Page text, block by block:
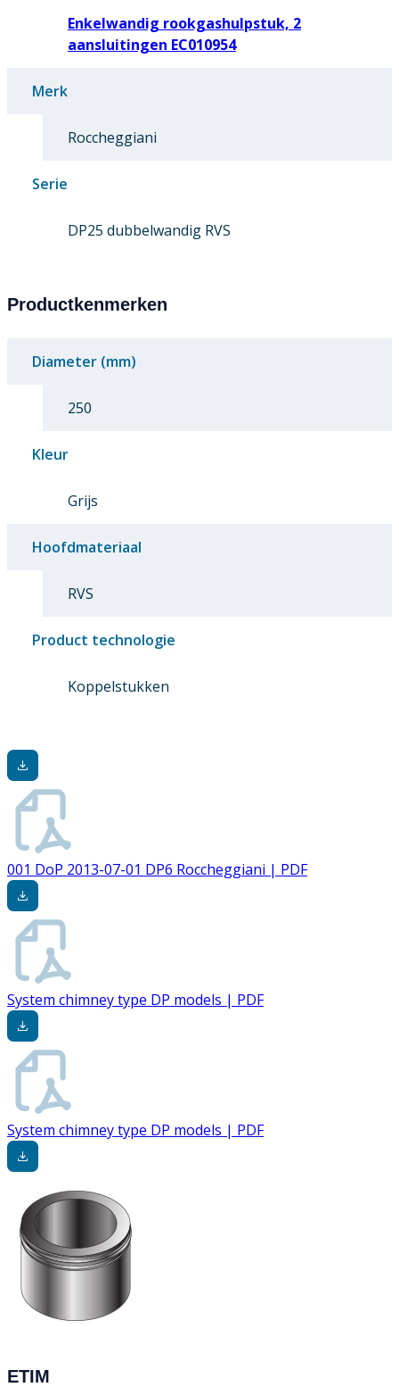
Enkelwandig rookgashulpstuk, 2
aansluitingen EC010954
Merk
Roccheggiani
Serie
DP25 dubbelwandig RVS
Productkenmerken
Diameter (mm)
250
Kleur
Grijs
Hoofdmateriaal
RVS
Product technologie
Koppelstukken
001 DoP 2013-07-01 DP6 Roccheggiani | PDF
System chimney type DP models | PDF
System chimney type DP models | PDF
ETIM